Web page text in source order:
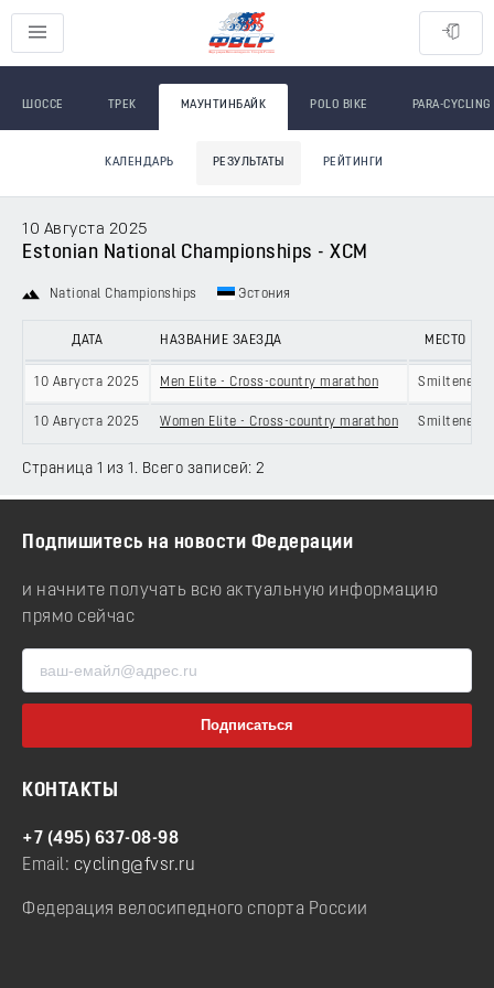
ШОССЕ ТРЕК МАУНТИНБАЙК POLO BIKE PARA-CYCLING
КАЛЕНДАРЬ РЕЗУЛЬТАТЫ РЕЙТИНГИ
10 Августа 2025
Estonian National Championships - XCM
National Championships Эстония
ДАТА НАЗВАНИЕ ЗАЕЗДА МЕСТО
10 Августа 2025 Men Elite - Cross-country marathon Smiltene
10 Августа 2025 Women Elite - Cross-country marathon Smiltene
Страница 1 из 1. Всего записей: 2
Подпишитесь на новости Федерации
и начните получать всю актуальную информацию
прямо сейчас
КОНТАКТЫ
+7 (495) 637-08-98
Email: cycling@fvsr.ru
Федерация велосипедного спорта России